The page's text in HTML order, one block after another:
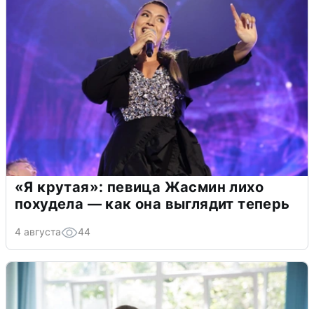
«Я крутая»: певица Жасмин лихо
похудела — как она выглядит теперь
4 августа 44